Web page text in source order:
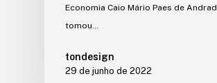
Economia Caio Mário Paes de
tomou…
tondesign
29 de junho de 2022